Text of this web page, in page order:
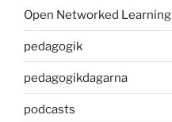
Open Networked Learning
pedagogik
pedagogikdagarna
podcasts